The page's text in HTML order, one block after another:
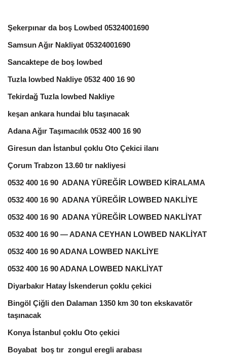
Şekerpınar da boş Lowbed 05324001690
Samsun Ağır Nakliyat 05324001690
Sancaktepe de boş lowbed
Tuzla lowbed Nakliye 0532 400 16 90
Tekirdağ Tuzla lowbed Nakliye
keşan ankara hundai blu taşınacak
Adana Ağır Taşımacılık 0532 400 16 90
Giresun dan İstanbul çoklu Oto Çekici ilanı
Çorum Trabzon 13.60 tır nakliyesi
0532 400 16 90 ADANA YÜREĞİR LOWBED KİRALAMA
0532 400 16 90 ADANA YÜREĞİR LOWBED NAKLİYE
0532 400 16 90 ADANA YÜREĞİR LOWBED NAKLİYAT
0532 400 16 90 — ADANA CEYHAN LOWBED NAKLİYAT
0532 400 16 90 ADANA LOWBED NAKLİYE
0532 400 16 90 ADANA LOWBED NAKLİYAT
Diyarbakır Hatay İskenderun çoklu çekici
Bingöl Çiğli den Dalaman 1350 km 30 ton ekskavatör
taşınacak
Konya İstanbul çoklu Oto çekici
Boyabat boş tır zongul eregli arabası